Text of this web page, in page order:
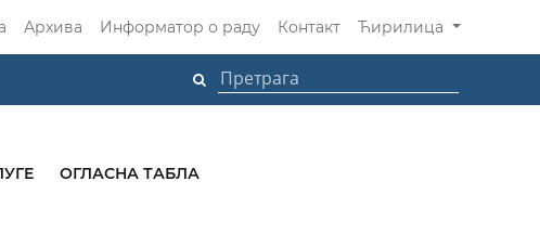
Архива Информатор о раду Контакт Ћирилица
ОГЛАСНА ТАБЛА